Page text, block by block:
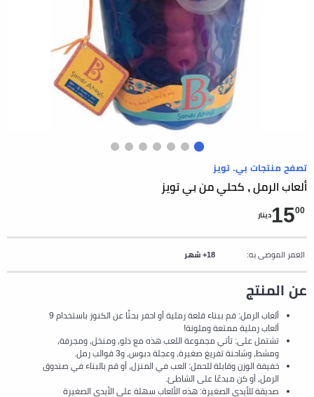
تصفح منتجات بي. تويز
ألعاب الرمل , كحلي من بي تويز
1500 دينار
العمر الموصى به: 18+ شهر
عن المنتج
ألعاب الرمل: قم ببناء قلعة رملية أو احفر بحثًا عن الكنوز باستخدام 9
ألعاب رملية ممتعة وملونة!
تشتمل على: تأتي مجموعة اللعب هذه مع دلو، ومنخل، ومجرفة،
ومشط، وشاحنة تفريغ صغيرة، وعجلة دبوس، و3 قوالب رمل.
خفيفة الوزن وقابلة للحمل: العب في المنزل، أو قم بالبناء في صندوق
الرمل، أو كن مبدعًا على الشاطئ.
صديقة للأيدي الصغيرة: هذه الألعاب سهلة على الأيدي الصغيرة